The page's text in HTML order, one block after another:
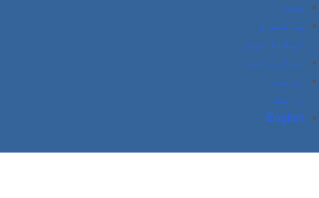
صحت
سائنس و
ٹیکنالوجی
ہماری ٹیم
ہم سے
رابطہ
English